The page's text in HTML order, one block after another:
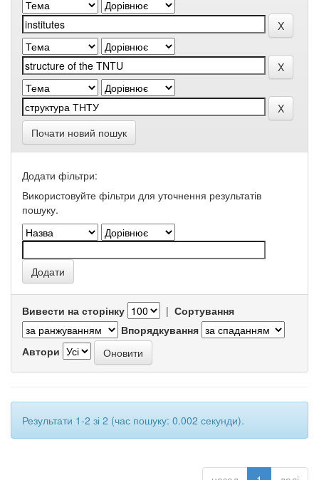
Почати новий пошук
Додати фільтри:
Використовуйте фільтри для уточнення результатів
пошуку.
Вивести на сторінку | Сортування
Впорядкування
Автори
Результати 1-2 зі 2 (час пошуку: 0.002 секунди).